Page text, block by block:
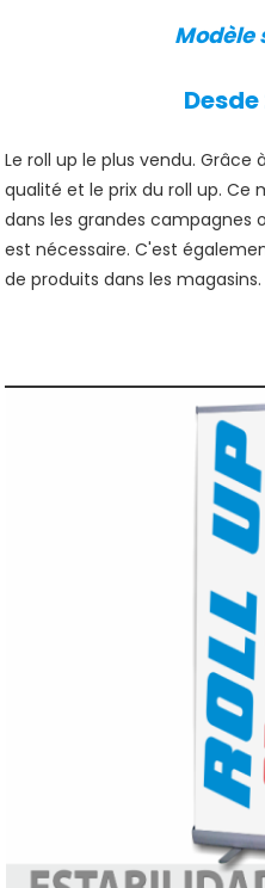
Modèle
Le roll up le plus vendu.
qualité et le prix du roll up. Ce
dans les grandes campagnes
est nécessaire. C'est
de produits dans les magasins.